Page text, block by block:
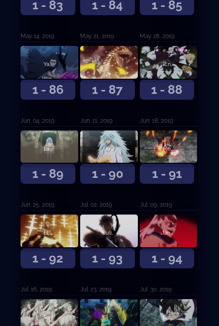
1 - 83
May. 14, 2019
1 - 84
May. 21, 2019
1 - 85
May. 28, 2019
1 - 86
Yami y Vangeance
Jun. 04, 2019
1 - 87
Se forman los Caballeros Reales
Jun. 11, 2019
1 - 88
¡Entrada a la guardia de Ojo de la Noche Blanca!
Jun. 18, 2019
1 - 89
La base de los Toros Negros
Jun. 25, 2019
1 - 90
Una batalla mágica demente
Jul. 02, 2019
1 - 91
Mereleona contra Rhya la Perfidia
Jul. 09, 2019
1 - 92
El Rey Mago contra el líder de Ojo de la Noche Blanca
Jul. 16, 2019
1 - 93
Julius Novachrono
Jul. 23, 2019
1 - 94
Un nuevo futuro
Jul. 30, 2019
Reencarnación El capitán de los Toros Negros contra la Rosa Carmesí En completa desventaja